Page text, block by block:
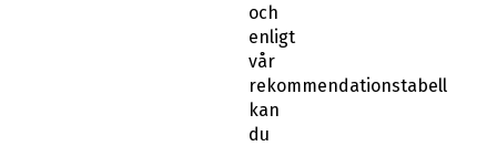
och
enligt
vår
rekommendationstabell
kan
du